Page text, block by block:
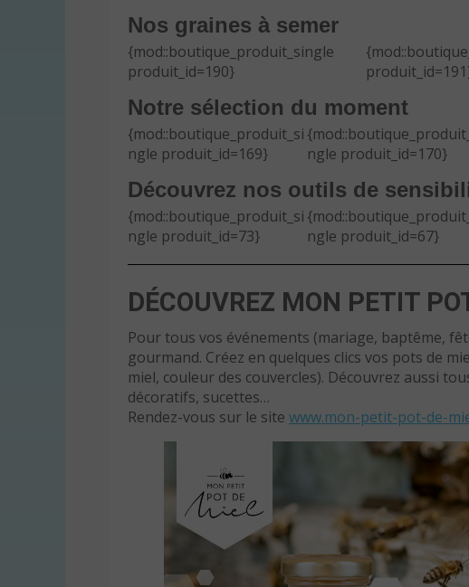
Nos graines à semer
{mod::boutique_produit_single
produit_id=190}
Notre sélection du moment
{mod::boutique_produit_si
ngle produit_id=169}
ngle produit_id=170}
Découvrez nos outils de
{mod::boutique_produit_si
ngle produit_id=73}
ngle produit_id=67}
DÉCOUVREZ MON PETIT
Pour tous vos événements (mariage, baptême,
gourmand. Créez en quelques clics vos pots de
miel, couleur des couvercles). Découvrez aussi
décoratifs, sucettes…
Rendez-vous sur le site www.mon-petit-pot-de-